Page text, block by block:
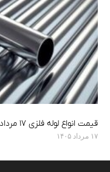
قیمت انواع لوله فلزی ۱۷ مرداد ۱۴۰۵
۱۷ مرداد ۱۴۰۵